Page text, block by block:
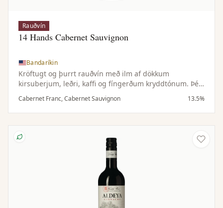
Rauðvín
14 Hands Cabernet Sauvignon
Bandaríkin
Kröftugt og þurrt rauðvín með ilm af dökkum
kirsuberjum, leðri, kaffi og fíngerðum kryddtónum. Þétt
og dökkt í munni með tóbakstónum, kryddaðri eik og
fáguðum tannínum.
Cabernet Franc, Cabernet Sauvignon 13.5%